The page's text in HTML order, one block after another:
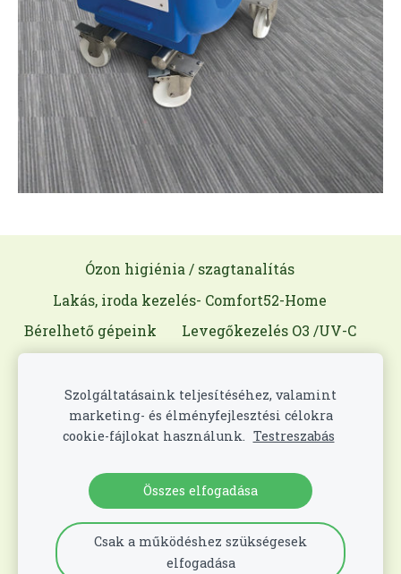
Ózon higiénia / szagtanalítás
Lakás, iroda kezelés- Comfort52-Home
Bérelhető gépeink
Levegőkezelés O3 /UV-C
Élelmiszeripar (Mobilsept O3 Food)
Kórházi Fertőző Hulladék
Rólunk
© 2026 Mobilsept Mobile Hygiene LLCMinden jog
fenntartva!
Szolgáltatásaink teljesítéséhez, valamint
marketing- és élményfejlesztési célokra
cookie-fájlokat használunk. Testreszabás
Összes elfogadása
Csak a működéshez szükségesek
elfogadása